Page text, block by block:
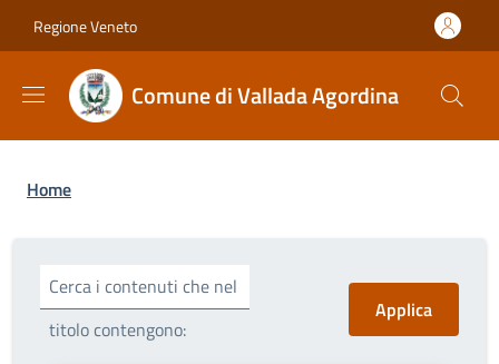
Regione Veneto
Comune di Vallada Agordina
Briciole di pane
Home
Cerca i contenuti che nel
titolo contengono: